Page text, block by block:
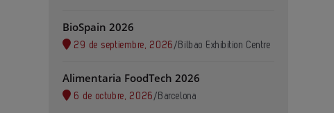
BioSpain 2026
29 de septiembre, 2026 / Bilbao Exhibition Centre
Alimentaria FoodTech 2026
6 de octubre, 2026 / Barcelona